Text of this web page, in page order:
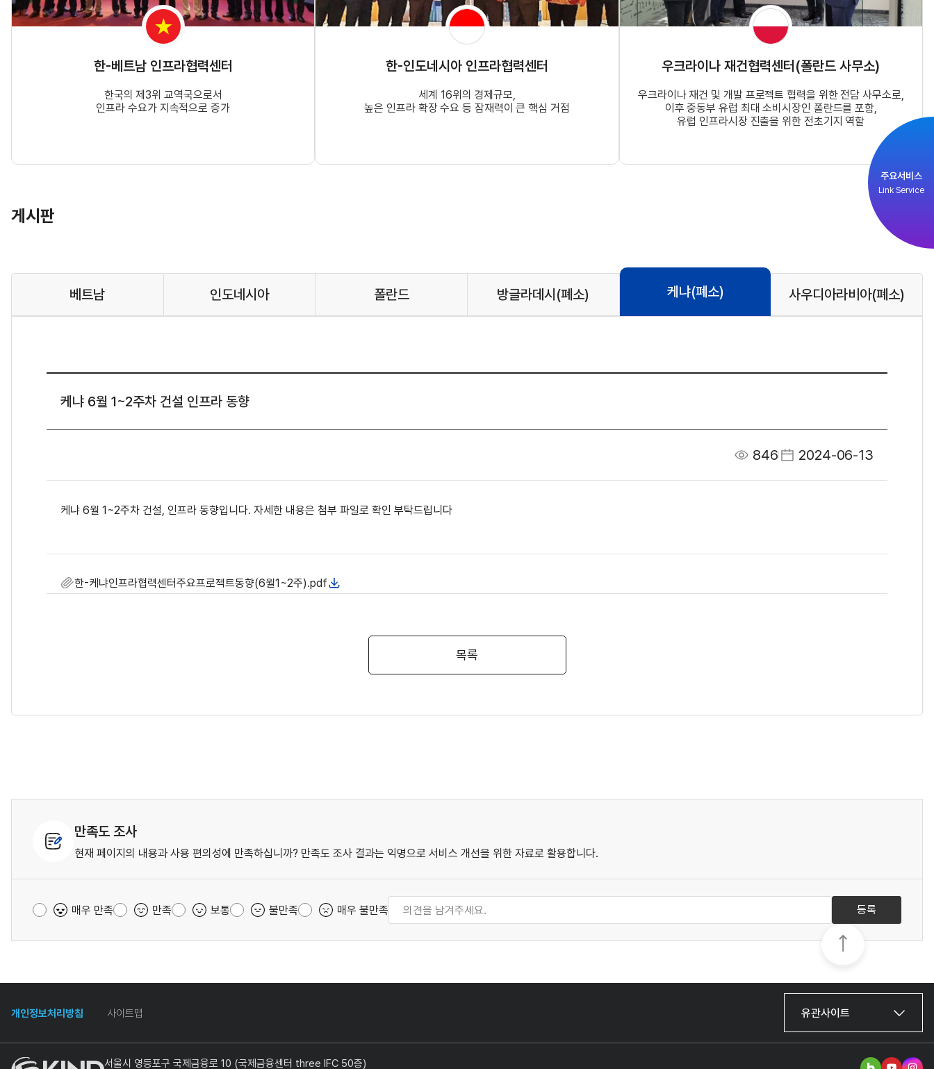
주요서비스
Link Service
한-베트남 인프라협력센터
한국의 제3위 교역국으로서
인프라 수요가 지속적으로 증가
한-인도네시아 인프라협력센터
세계 16위의 경제규모,
높은 인프라 확장 수요 등 잠재력이 큰 핵심 거점
우크라이나 재건협력센터(폴란드 사무소)
우크라이나 재건 및 개발 프로젝트 협력을 위한 전담 사무소로,
이후 중동부 유럽 최대 소비시장인 폴란드를 포함,
유럽 인프라시장 진출을 위한 전초기지 역할
게시판
베트남 인도네시아 폴란드 방글라데시 (폐소) 케냐(폐소) 사우디아라비아(폐소)
케냐 6월 1~2주차 건설 인프라 동향
846 2024-06-13
케냐 6월 1~2주차 건설, 인프라 동향입니다. 자세한 내용은 첨부 파일로 확인 부탁드립니다
한-케냐인프라협력센터주요프로젝트동향(6월1~2주).pdf
목록
만족도 조사
현재 페이지의 내용과 사용 편의성에 만족하십니까? 만족도 조사 결과는 익명으로 서비스 개선을 위한 자료로 활용합니다.
매우 만족 만족 보통 불만족 매우 불만족 등록
개인정보처리방침 사이트맵 유관사이트
서울시 영등포구 국제금융로 10 (국제금융센터 three IFC 50층)